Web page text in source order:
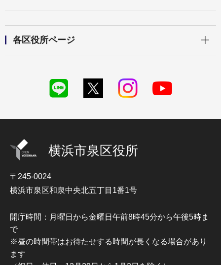
各区役所ページ
横浜市泉区役所
〒245-0024
横浜市泉区和泉中央北五丁目1番1号
開庁時間：月曜日から金曜日午前8時45分から午後5時ま
で
※昼の時間帯はお待たせする時間が長くなる場合があり
ます